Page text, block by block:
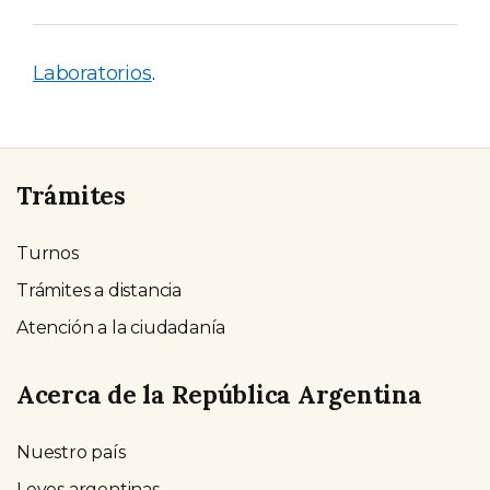
Laboratorios.
Trámites
Turnos
Trámites a distancia
Atención a la ciudadanía
Acerca de la República Argentina
Nuestro país